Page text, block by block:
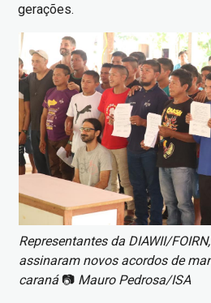
gerações.
Imagem
Representantes da DIAWII/
assinaram novos acordos de
caraná📷 Mauro Pedrosa/ISA